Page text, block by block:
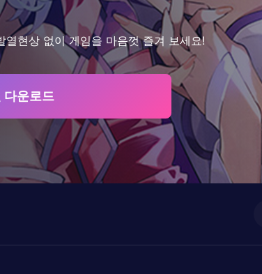
현상 없이 게임을 마음껏 즐겨 보세요!
다운로드